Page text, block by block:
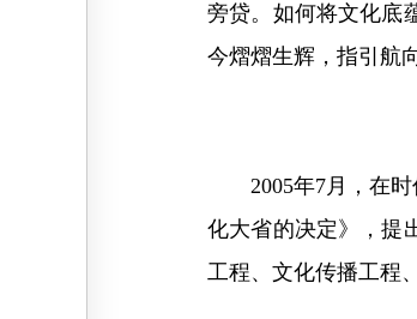
旁贷。如何将文化底
今熠熠生辉，指引航向
2005年7月，在时
化大省的决定》，提
工程、文化传播工程